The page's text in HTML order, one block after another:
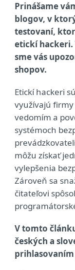
Prinášame
blogov, v
testovaní,
etickí hackeri.
sme vás
shopov.
Etickí hackeri
využívajú
vedomím a
systémoch
môžu získať
vylepšenia
Zároveň sa
čitateľovi
V tomto
českých a